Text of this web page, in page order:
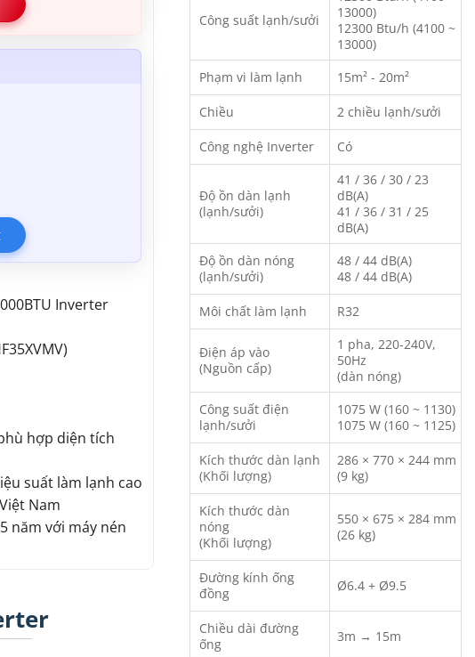
Inverter
hợp diện tích
suất làm lạnh cao
Nam
năm với máy nén
Công suất lạnh/sưởi
13000)
12300 Btu/h (4100 ~
13000)
Phạm vi làm lạnh
15m² - 20m²
Chiều 2 chiều lạnh/sưởi
Công nghệ Inverter Có
Độ ồn dàn lạnh
(lạnh/sưởi)
41 / 36 / 30 / 23
dB(A)
41 / 36 / 31 / 25
dB(A)
Độ ồn dàn nóng
(lạnh/sưởi)
48 / 44 dB(A)
48 / 44 dB(A)
Môi chất làm lạnh R32
Điện áp vào
(Nguồn cấp)
1 pha, 220-240V,
50Hz
(dàn nóng)
Công suất điện
lạnh/sưởi
1075 W (160 ~ 1130)
1075 W (160 ~ 1125)
Kích thước dàn lạnh
(Khối lượng)
286 × 770 × 244 mm
(9 kg)
Kích thước dàn
nóng
(Khối lượng)
550 × 675 × 284 mm
(26 kg)
Đường kính ống
đồng
Ø6.4 + Ø9.5
Chiều dài đường
ống
3m → 15m